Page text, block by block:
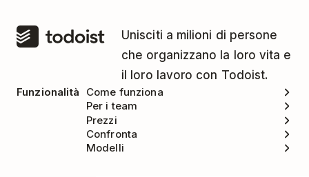
Unisciti a milioni di persone
che organizzano la loro vita e
il loro lavoro con Todoist.
Funzionalità
Come funziona
Per i team
Prezzi
Confronta
Modelli